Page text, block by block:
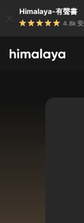
Himalaya-有聲書
4.8k